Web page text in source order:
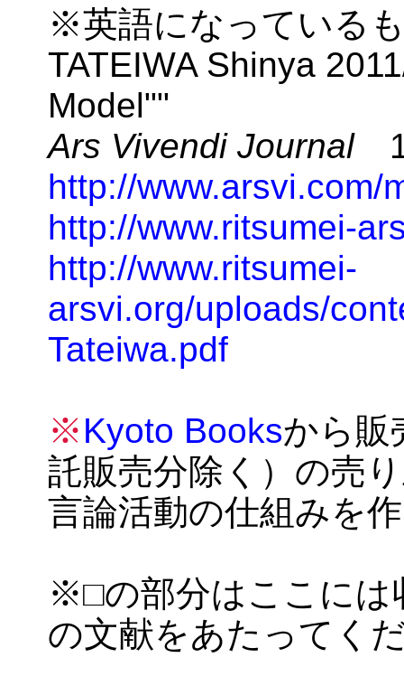
※英語になっている
TATEIWA Shinya
Model""
Ars Vivendi Journal
http://www.arsvi.com/
http://www.ritsumei-
http://www.ritsumei-
arsvi.org/uploads/
Tateiwa.pdf
※Kyoto Booksから販
託販売分除く）の売
言論活動の仕組みを
※□の部分はここには
の文献をあたってく